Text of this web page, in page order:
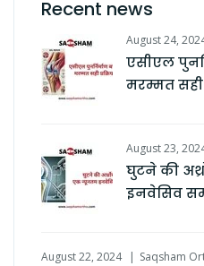
Recent news
August 24,
एसीएल
मरम्मत सही
August 23,
घुटने की
इनवेसिव
August 22, 2024 Saqsham